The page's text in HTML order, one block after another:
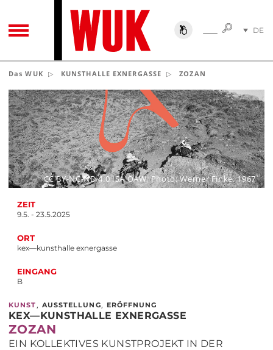
TOGGLE NAVIGATIONSUCHESUCHE
DE
Das WUK KUNSTHALLE EXNERGASSE ZOZAN
ZEIT
9.5. - 23.5.2025
ORT
kex—kunsthalle exnergasse
EINGANG
B
CC BY-NC-ND 4.0 ISA ÖAW, Photo: Werner Finke, 1967
KUNST , AUSSTELLUNG, ERÖFFNUNG
KEX—KUNSTHALLE EXNERGASSE
ZOZAN
EIN KOLLEKTIVES KUNSTPROJEKT IN DER